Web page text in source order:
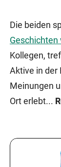
Die beiden
Geschichten
Kollegen,
Aktive in der
Meinungen
Ort erlebt...